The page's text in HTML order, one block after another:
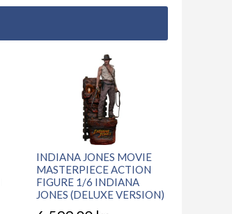
INDIANA JONES MOVIE
MASTERPIECE ACTION
FIGURE 1/6 INDIANA
JONES (DELUXE VERSION)